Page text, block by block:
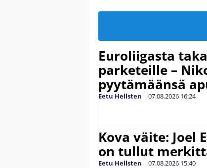
Euroliigasta
parketeille –
pyytämäänsä
Eetu Hellsten | 07.08.2026 16:24
Kova väite: Joel
on tullut
Eetu Hellsten | 07.08.2026 15:40